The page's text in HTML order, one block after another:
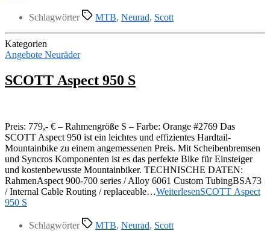
Schlagwörter MTB, Neurad, Scott
Kategorien
Angebote Neuräder
SCOTT Aspect 950 S
Preis: 779,- € – Rahmengröße S – Farbe: Orange #2769 Das
SCOTT Aspect 950 ist ein leichtes und effizientes Hardtail-
Mountainbike zu einem angemessenen Preis. Mit Scheibenbremsen
und Syncros Komponenten ist es das perfekte Bike für Einsteiger
und kostenbewusste Mountainbiker. TECHNISCHE DATEN:
RahmenAspect 900-700 series / Alloy 6061 Custom TubingBSA73
/ Internal Cable Routing / replaceable…WeiterlesenSCOTT Aspect
950 S
Schlagwörter MTB, Neurad, Scott